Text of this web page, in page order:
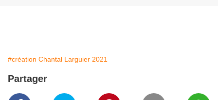
#création Chantal Larguier 2021
Partager